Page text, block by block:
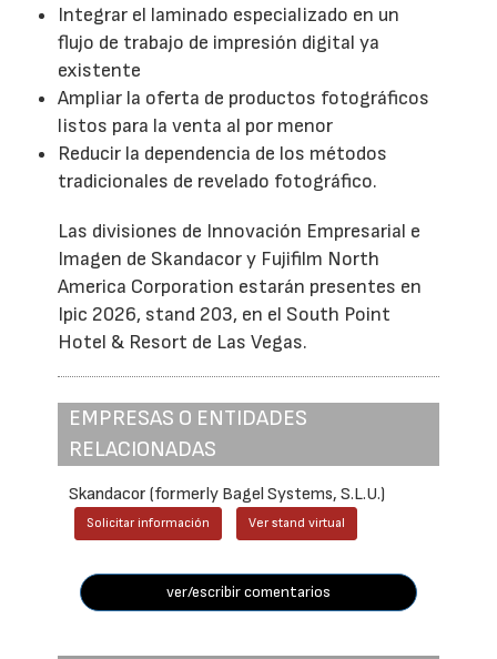
Integrar el laminado especializado en un
flujo de trabajo de impresión digital ya
existente
Ampliar la oferta de productos fotográficos
listos para la venta al por menor
Reducir la dependencia de los métodos
tradicionales de revelado fotográfico.
Las divisiones de Innovación Empresarial e
Imagen de Skandacor y Fujifilm North
America Corporation estarán presentes en
Ipic 2026, stand 203, en el South Point
Hotel & Resort de Las Vegas.
EMPRESAS O ENTIDADES
RELACIONADAS
Skandacor (formerly Bagel Systems, S.L.U.)
Solicitar información Ver stand virtual
ver/escribir comentarios